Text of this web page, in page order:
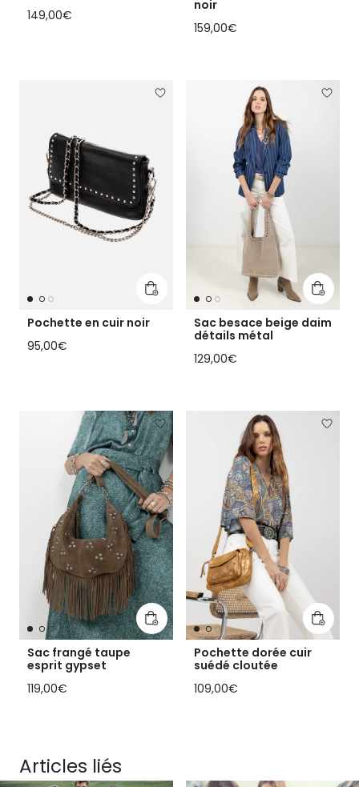
Prix habituel
149,00€
noir
Prix habituel
159,00€
Ajouter au panier
Pochette en cuir noir
Prix habituel
95,00€
Ajouter
Sac besace beige daim
détails métal
Prix habituel
129,00€
Ajouter au panier
Sac frangé taupe
esprit gypset
Prix habituel
119,00€
Ajouter
Pochette dorée cuir
suédé cloutée
Prix habituel
109,00€
Articles liés